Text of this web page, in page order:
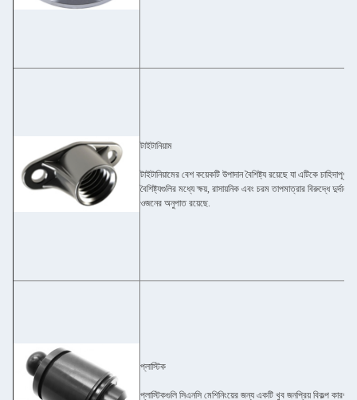
টাইটানিয়াম
টাইটানিয়ামের বেশ কয়েকটি উপাদান বৈশিষ্ট্য রয়েছে যা এটিকে
বৈশিষ্ট্যগুলির মধ্যে ক্ষয়, রাসায়নিক এবং চরম তাপমাত্রার বিরুদ্ধে
ওজনের অনুপাত রয়েছে.
প্লাস্টিক
প্লাস্টিকগুলি সিএনসি মেশিনিংয়ের জন্য একটি খুব জনপ্রিয় বিকল্প